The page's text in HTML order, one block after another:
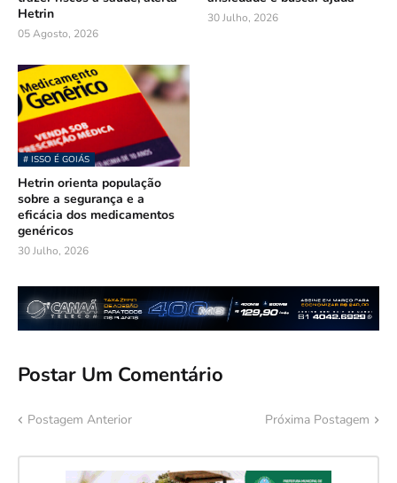
Hetrin
05 Agosto, 2026
30 Julho, 2026
# ISSO É GOIÁS
Hetrin orienta população
sobre a segurança e a
eficácia dos medicamentos
genéricos
30 Julho, 2026
Postar Um Comentário
Postagem Anterior Próxima Postagem